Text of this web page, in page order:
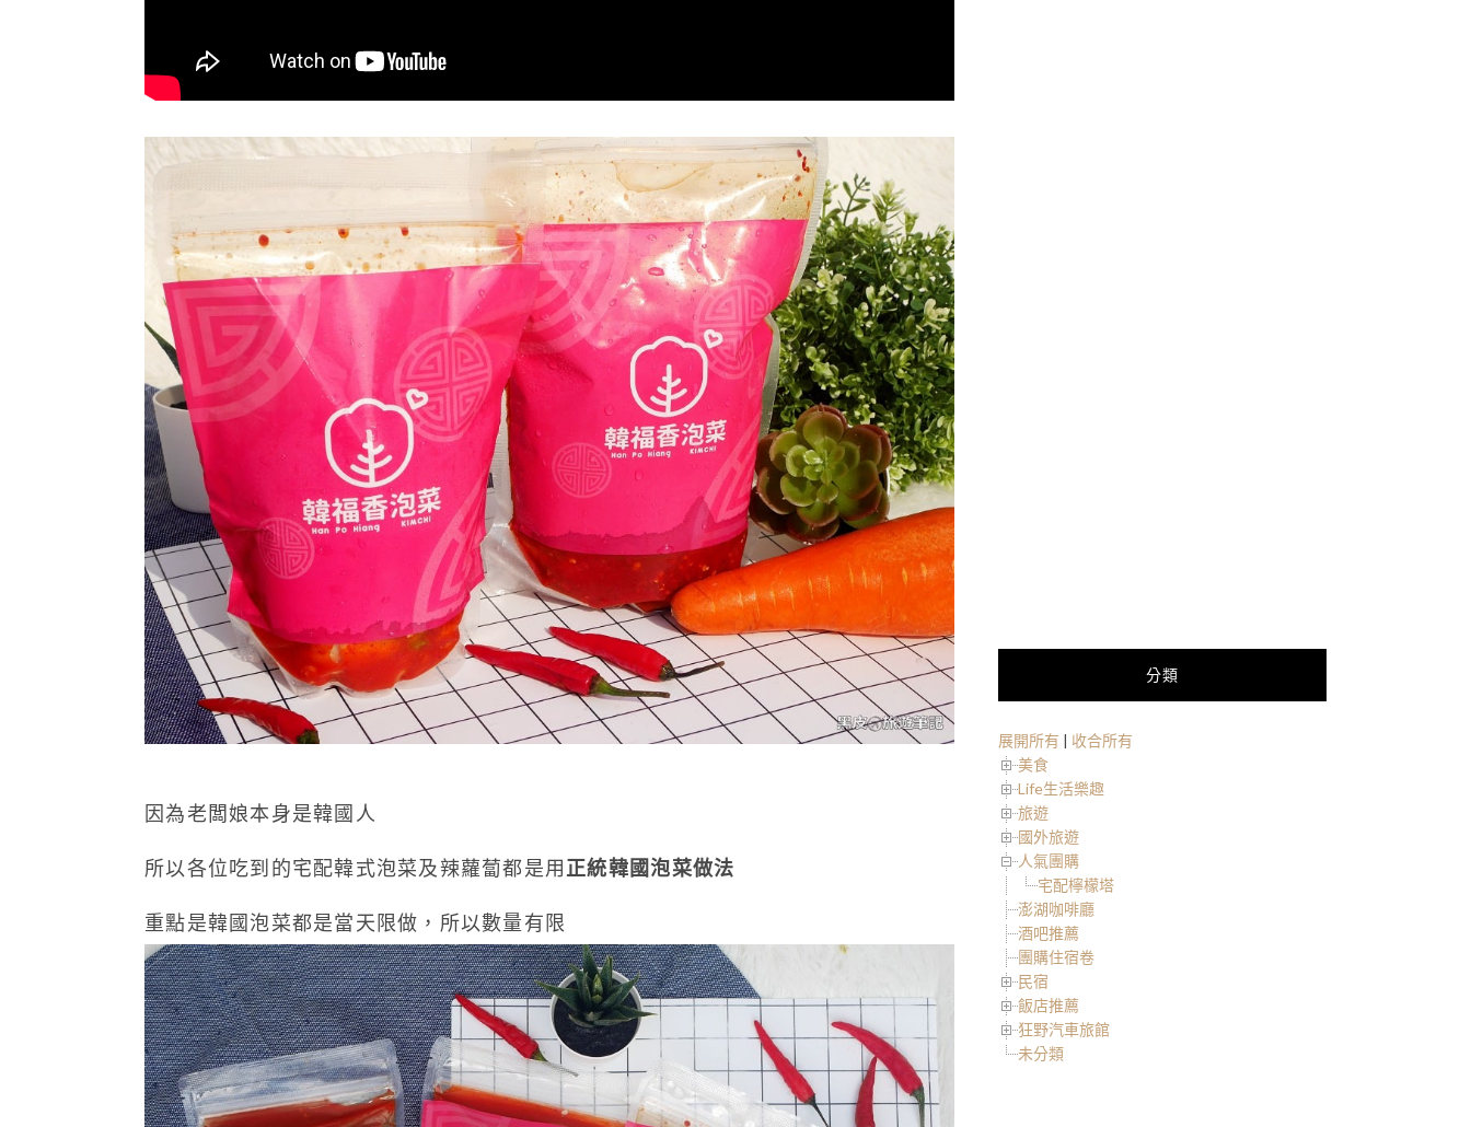
因為老闆娘本身是韓國人
所以各位吃到的宅配韓式泡菜及辣蘿蔔都是用正統韓國泡菜做法
重點是韓國泡菜都是當天限做，所以數量有限
分類
展開所有 | 收合所有
美食
Life生活樂趣
旅遊
國外旅遊
人氣團購
宅配檸檬塔
澎湖咖啡廳
酒吧推薦
團購住宿卷
民宿
飯店推薦
狂野汽車旅館
未分類